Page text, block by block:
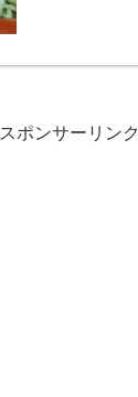
スポンサーリンク